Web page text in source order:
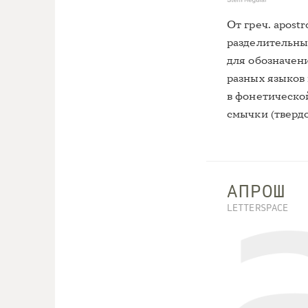
От греч.
для
разных
в
смычки
АПРОШ
LETTERSPACE